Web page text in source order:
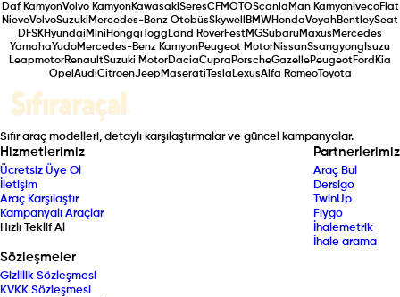
Daf KamyonVolvo KamyonKawasakiSeresCFMOTOScania Man KamyonIvecoFiat
NieveVolvoSuzuki Mercedes-Benz OtobüsSkywell BMWHondaVoyahBentleySeat
DFSKHyundai Mini Hongqı Togg Land RoverFestMGSubaruMaxus Mercedes
YamahaYudoMercedes-Benz KamyonPeugeot MotorNissanSsangyong Isuzu
LeapmotorRenaultSuzuki MotorDaciaCupra PorscheGazellePeugeotFord Kia
Opel AudiCitroenJeep Maserati Tesla LexusAlfa RomeoToyota
Sıfır araç modelleri, detaylı karşılaştırmalar ve güncel kampanyalar.
Hizmetlerimiz
Ücretsiz Üye Ol
İletişim
Araç Karşılaştır
Kampanyalı Araçlar
Hızlı Teklif Al
Partnerlerimiz
Araç Bul
Dersigo
TwinUp
Fiygo
İhalemetrik
İhale arama
Sözleşmeler
Gizlilik Sözleşmesi
KVKK Sözleşmesi